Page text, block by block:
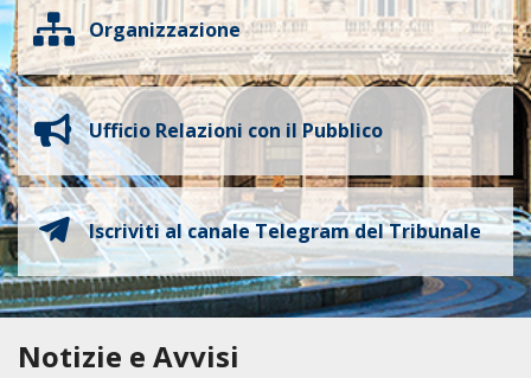
Organizzazione
Ufficio Relazioni con il Pubblico
Iscriviti al canale Telegram del Tribunale
Notizie e Avvisi